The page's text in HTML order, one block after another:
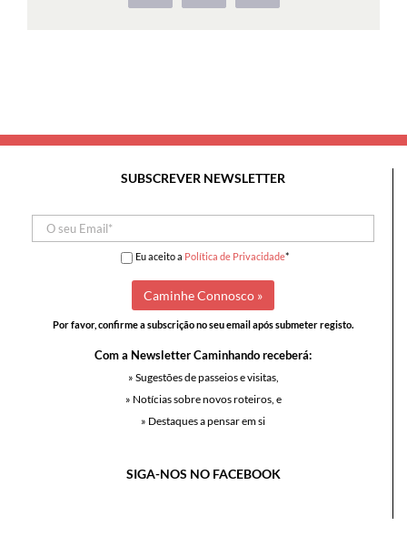
SUBSCREVER NEWSLETTER
Eu aceito a Política de Privacidade*
Por favor, confirme a subscrição no seu email após submeter registo.
Com a Newsletter Caminhando receberá:
» Sugestões de passeios e visitas,
» Notícias sobre novos roteiros, e
» Destaques a pensar em si
SIGA-NOS NO FACEBOOK